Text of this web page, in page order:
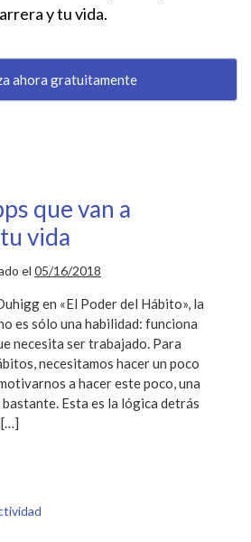
y tu vida.
ahora gratuitamente
que van a
vida
el 05/16/2018
en «El Poder del Hábito», la
es sólo una habilidad: funciona
necesita ser trabajado. Para
necesitamos hacer un poco
a hacer este poco, una
Esta es la lógica detrás
[…]